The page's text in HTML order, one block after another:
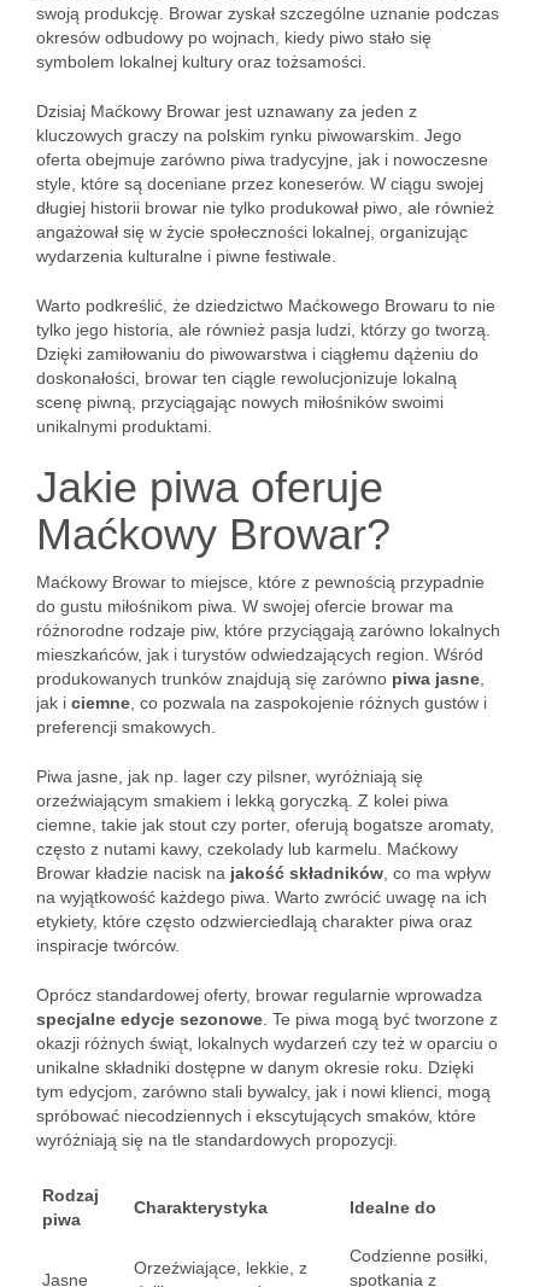
swoją produkcję. Browar zyskał szczególne uznanie podczas
okresów odbudowy po wojnach, kiedy piwo stało się
symbolem lokalnej kultury oraz tożsamości.
Dzisiaj Maćkowy Browar jest uznawany za jeden z
kluczowych graczy na polskim rynku piwowarskim. Jego
oferta obejmuje zarówno piwa tradycyjne, jak i nowoczesne
style, które są doceniane przez koneserów. W ciągu swojej
długiej historii browar nie tylko produkował piwo, ale również
angażował się w życie społeczności lokalnej, organizując
wydarzenia kulturalne i piwne festiwale.
Warto podkreślić, że dziedzictwo Maćkowego Browaru to nie
tylko jego historia, ale również pasja ludzi, którzy go tworzą.
Dzięki zamiłowaniu do piwowarstwa i ciągłemu dążeniu do
doskonałości, browar ten ciągle rewolucjonizuje lokalną
scenę piwną, przyciągając nowych miłośników swoimi
unikalnymi produktami.
Jakie piwa oferuje
Maćkowy Browar?
Maćkowy Browar to miejsce, które z pewnością przypadnie
do gustu miłośnikom piwa. W swojej ofercie browar ma
różnorodne rodzaje piw, które przyciągają zarówno lokalnych
mieszkańców, jak i turystów odwiedzających region. Wśród
produkowanych trunków znajdują się zarówno piwa jasne
jak i ciemne , co pozwala na zaspokojenie różnych gustów i
preferencji smakowych.
Piwa jasne, jak np. lager czy pilsner, wyróżniają się
orzeźwiającym smakiem i lekką goryczką. Z kolei piwa
ciemne, takie jak stout czy porter, oferują bogatsze aromaty,
często z nutami kawy, czekolady lub karmelu. Maćkowy
Browar kładzie nacisk na jakość składników , co ma wpływ
na wyjątkowość każdego piwa. Warto zwrócić uwagę na ich
etykiety, które często odzwierciedlają charakter piwa oraz
inspiracje twórców.
Oprócz standardowej oferty, browar regularnie wprowadza
specjalne edycje sezonowe . Te piwa mogą być tworzone z
okazji różnych świąt, lokalnych wydarzeń czy też w oparciu o
unikalne składniki dostępne w danym okresie roku. Dzięki
tym edycjom, zarówno stali bywalcy, jak i nowi klienci, mogą
spróbować niecodziennych i ekscytujących smaków, które
wyróżniają się na tle standardowych propozycji.
Rodzaj
piwa
Charakterystyka Idealne do
Jasne
Orzeźwiające, lekkie, z
Codzienne posiłki,
spotkania z